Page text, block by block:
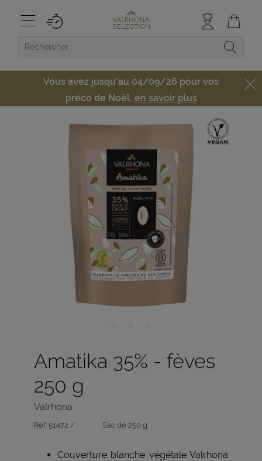
Vous avez jusqu'au 04/09/26 pour vos
préco de Noël, en savoir plus
Amatika 35% - fèves
250 g
Valrhona
Réf: 51472 / Sac de 250 g
Couverture blanche végétale Valrhona